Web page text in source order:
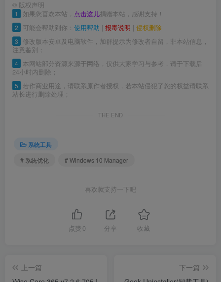
© 版权声明
1 如果您喜欢本站， 点击这儿捐赠本站，感谢支持！
2 可能会帮助到你： 使用帮助 | 报毒说明 | 侵权删除
3 修改版本安卓及电脑软件，加群提示为修改者自留，非本站信息，
注意鉴别；
4 本网站部分资源来源于网络，仅供大家学习与参考，请于下载后
24小时内删除；
5
若作商业用途，请联系原作者授权，若本站侵犯了您的权益请联系
站长进行删除处理；
THE END
系统工具
# 系统优化
# Windows 10 Manager
喜欢就支持一下吧
点赞 0 分享 收藏
上一篇
下一篇